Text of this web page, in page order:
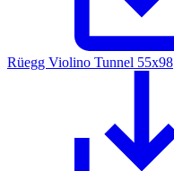
Rüegg Violino Tunnel 55x98